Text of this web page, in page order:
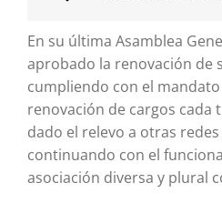
En su última Asamblea
aprobado la renovación de
cumpliendo con el
renovación de cargos cada
dado el relevo a otras
continuando con el
asociación diversa y plural